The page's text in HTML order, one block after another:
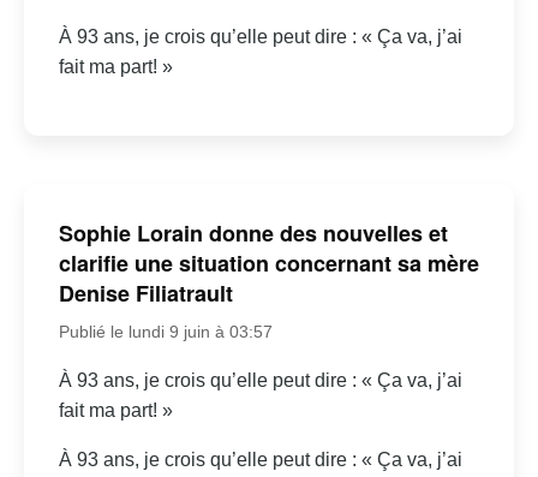
À 93 ans, je crois qu’elle peut dire : « Ça va, j’ai
fait ma part! »
Sophie Lorain donne des nouvelles et
clarifie une situation concernant sa mère
Denise Filiatrault
Publié le lundi 9 juin à 03:57
À 93 ans, je crois qu’elle peut dire : « Ça va, j’ai
fait ma part! »
À 93 ans, je crois qu’elle peut dire : « Ça va, j’ai